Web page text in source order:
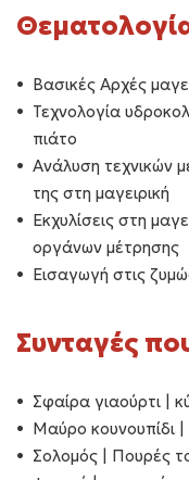
Βασικές Αρχές
Τεχνολογία
πιάτο
Ανάλυση τεχνικών
της στη μαγειρική
Εκχυλίσεις στη
οργάνων μέτρησης
Εισαγωγή στις
Συνταγές
Σφαίρα γιαούρτι |
Μαύρο κουνουπίδι |
Σολομός | Πουρές